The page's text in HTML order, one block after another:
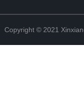
Copyright © 2021